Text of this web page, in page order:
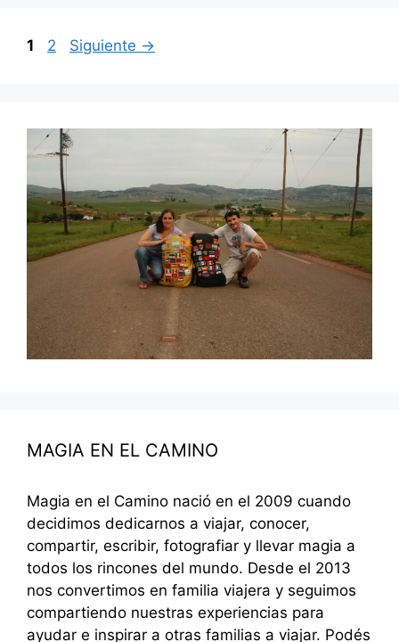
Página
1 Página
2 Siguiente →
MAGIA EN EL CAMINO
Magia en el Camino nació en el 2009 cuando
decidimos dedicarnos a viajar, conocer,
compartir, escribir, fotografiar y llevar magia a
todos los rincones del mundo. Desde el 2013
nos convertimos en familia viajera y seguimos
compartiendo nuestras experiencias para
ayudar e inspirar a otras familias a viajar. Podés